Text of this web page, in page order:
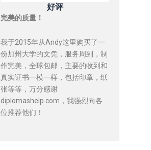
好评
完美的质量！
我于2015年从Andy这里购买了一
份加州大学的文凭，服务周到，制
作完美，全球包邮，主要的收到和
真实证书一模一样，包括印章，纸
张等等，万分感谢
diplomashelp.com，我强烈向各
位推荐他们！